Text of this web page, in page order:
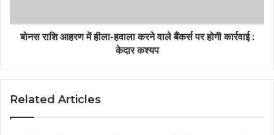
बोनस राशि आहरण में हीला-हवाला करने वाले बैंकर्स पर होगी कार्रवाई :
केदार कश्यप
Related Articles